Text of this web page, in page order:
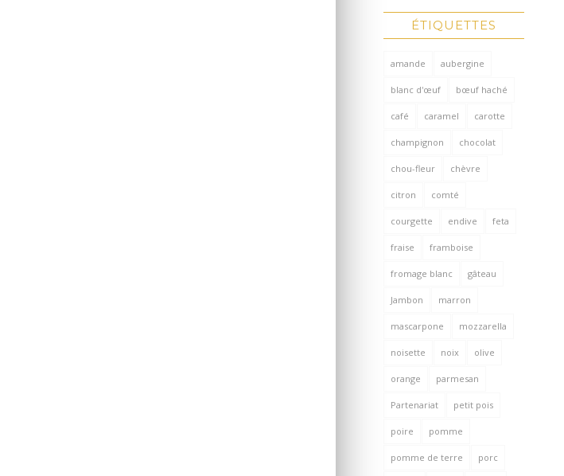
ÉTIQUETTES
amande aubergine
blanc d'œuf bœuf haché
café caramel carotte
champignon chocolat
chou-fleur chèvre
citron comté
courgette endive feta
fraise framboise
fromage blanc gâteau
Jambon marron
mascarpone mozzarella
noisette noix olive
orange parmesan
Partenariat petit pois
poire pomme
pomme de terre porc